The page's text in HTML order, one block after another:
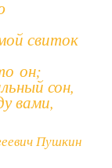
свиток
он;
сон,
вами,
Пушкин